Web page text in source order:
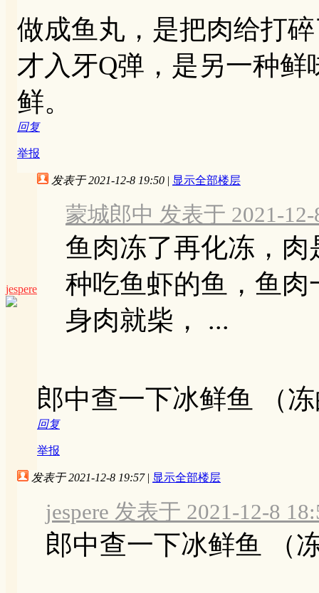
做成鱼丸，是把肉给打
才入牙Q弹，是另一种
鲜。
回复
举报
jespere
发表于 2021-12-8 19:50 | 显示全部楼层
蒙城郎中 发表于 2021-12-
鱼肉冻了再化冻，
种吃鱼虾的鱼，鱼
身肉就柴， ...
郎中查一下冰鲜鱼 （
回复
举报
发表于 2021-12-8 19:57 | 显示全部楼层
jespere 发表于 2021-12-8
郎中查一下冰鲜鱼 （